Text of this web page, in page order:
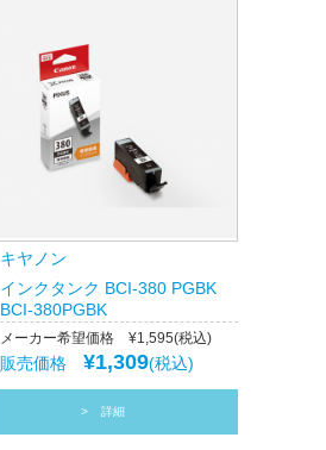
キヤノン
インクタンク BCI-380 PGBK
BCI-380PGBK
メーカー希望価格 ¥1,595(税込)
販売価格 ¥1,309(税込)
詳細